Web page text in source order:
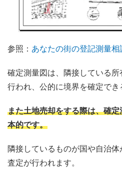
参照： あなたの街の登記測量相
確定測量図は、隣接している
行われ、公的に境界を確定でき
また土地売却をする際は、確
本的です。
隣接しているものが国や自治
査定が行われます。